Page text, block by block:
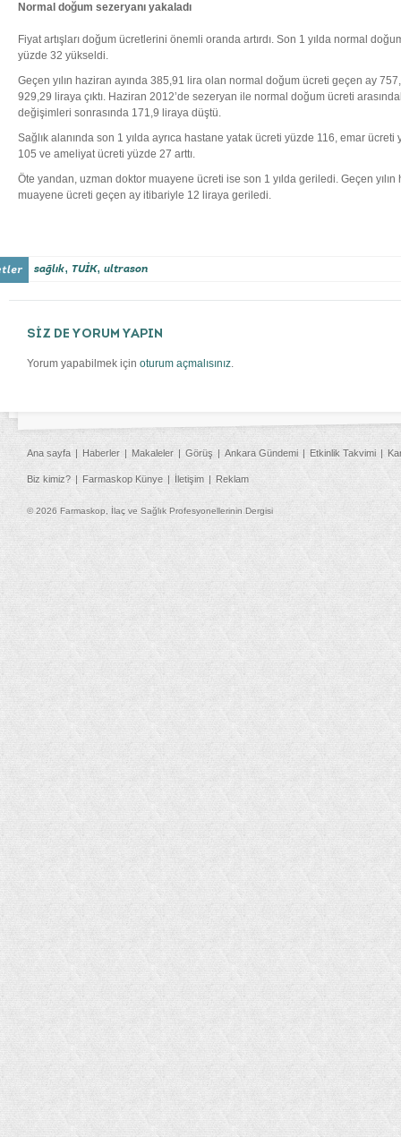
Normal doğum sezeryanı yakaladı
Fiyat artışları doğum ücretlerini önemli oranda artırdı. Son 1 yılda normal
yüzde 32 yükseldi.
Geçen yılın haziran ayında 385,91 lira olan normal doğum ücreti geçen ay
929,29 liraya çıktı. Haziran 2012’de sezeryan ile normal doğum ücreti
değişimleri sonrasında 171,9 liraya düştü.
Sağlık alanında son 1 yılda ayrıca hastane yatak ücreti yüzde 116, emar
105 ve ameliyat ücreti yüzde 27 arttı.
Öte yandan, uzman doktor muayene ücreti ise son 1 yılda geriledi. Geçen
muayene ücreti geçen ay itibariyle 12 liraya geriledi.
sağlık, TUİK, ultrason
SİZ DE YORUM YAPIN
Yorum yapabilmek için oturum açmalısınız.
Ana sayfa Haberler Makaleler Görüş Ankara Gündemi Etkinlik Takvimi
Biz kimiz? Farmaskop Künye İletişim Reklam
© 2026 Farmaskop, İlaç ve Sağlık Profesyonellerinin Dergisi